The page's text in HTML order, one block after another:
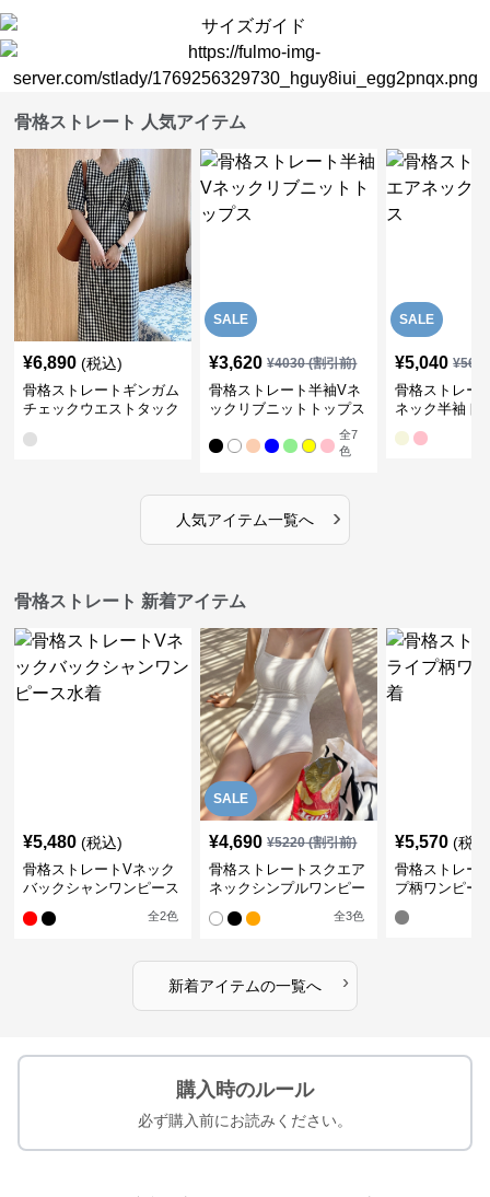
骨格ストレート 人気アイテム
¥6,890 (税込)
骨格ストレートギンガム
チェックウエストタック
SALE
¥3,620 ¥4030(割引前)
骨格ストレート半袖Vネ
ックリブニットトップス
全7
色
SALE
¥5,040 ¥
骨格ストレー
ネック半袖ト
人気アイテム一覧へ ›
骨格ストレート 新着アイテム
¥5,480 (税込)
骨格ストレートVネック
バックシャンワンピース
全2色
SALE
¥4,690 ¥5220(割引前)
骨格ストレートスクエア
ネックシンプルワンピー
全3色
¥5,570 (税
骨格ストレー
プ柄ワンピー
新着アイテムの一覧へ ›
購入時のルール
必ず購入前にお読みください。